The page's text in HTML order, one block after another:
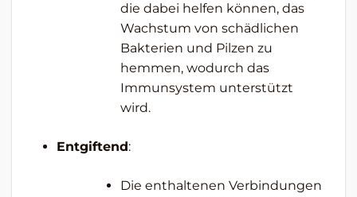
die dabei helfen können, das
Wachstum von schädlichen
Bakterien und Pilzen zu
hemmen, wodurch das
Immunsystem unterstützt
wird.
Entgiftend:
Die enthaltenen Verbindungen